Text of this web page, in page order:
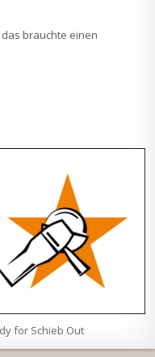
brauchte einen
for Schieb Out